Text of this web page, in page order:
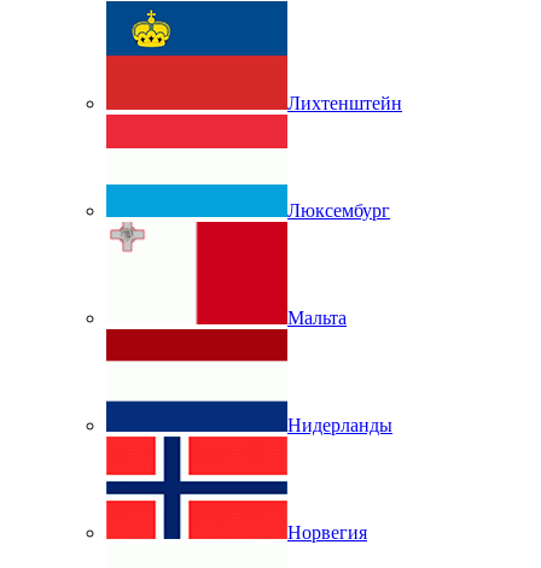
Лихтенштейн
Люксембург
Мальта
Нидерланды
Норвегия